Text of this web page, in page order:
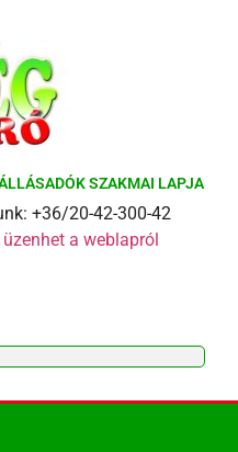
SZAKMAI LAPJA
+36/20-42-300-42
üzenhet a weblapról